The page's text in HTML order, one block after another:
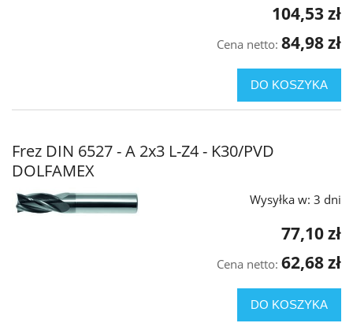
104,53 zł
Cena netto: 84,98 zł
DO KOSZYKA
Frez DIN 6527 - A 2x3 L-Z4 - K30/PVD
DOLFAMEX
Wysyłka w: 3 dni
77,10 zł
Cena netto: 62,68 zł
DO KOSZYKA